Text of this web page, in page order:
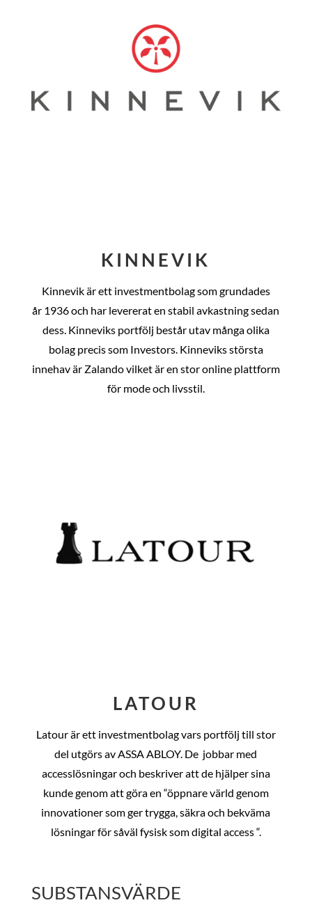
KINNEVIK
Kinnevik är ett investmentbolag som grundades
år 1936 och har levererat en stabil avkastning sedan
dess. Kinneviks portfölj består utav många olika
bolag precis som Investors. Kinneviks största
innehav är Zalando vilket är en stor online plattform
för mode och livsstil.
LATOUR
Latour är ett investmentbolag vars portfölj till stor
del utgörs av ASSA ABLOY. De jobbar med
accesslösningar och beskriver att de hjälper sina
kunde genom att göra en “öppnare värld genom
innovationer som ger trygga, säkra och bekväma
lösningar för såväl fysisk som digital access “.
SUBSTANSVÄRDE